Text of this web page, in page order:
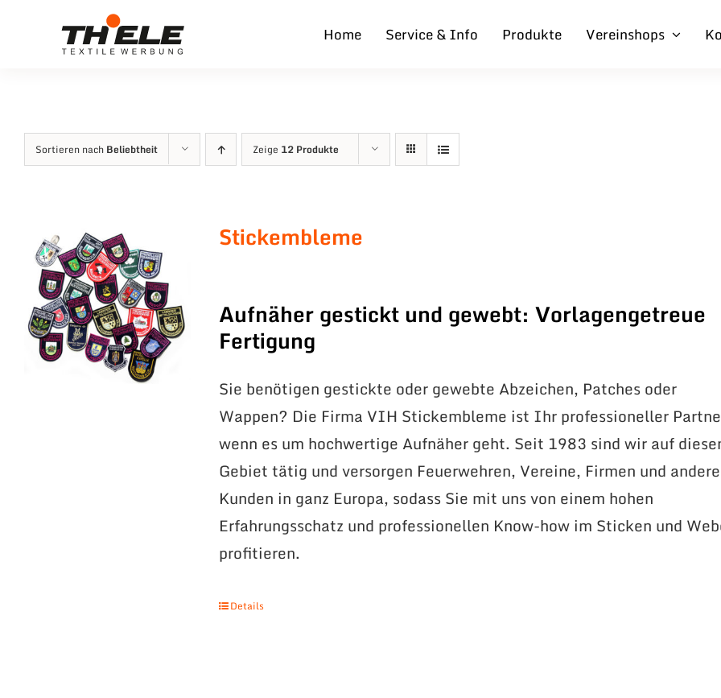
Home Service & Info Produkte Vereinshops
Sortieren nach Beliebtheit Zeige 12 Produkte
Stickembleme
Aufnäher gestickt und gewebt: Vorlagengetreue
Fertigung
Sie benötigen gestickte oder gewebte Abzeichen, Patches oder
Wappen? Die Firma VIH Stickembleme ist Ihr professioneller
wenn es um hochwertige Aufnäher geht. Seit 1983 sind wir auf
Gebiet tätig und versorgen Feuerwehren, Vereine, Firmen und andere
Kunden in ganz Europa, sodass Sie mit uns von einem hohen
Erfahrungsschatz und professionellen Know-how im Sticken und
profitieren.
Details